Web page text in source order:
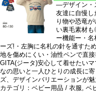
―デザイン・
友達に自慢し
り物や恐竜
い裏毛素材
ー機能ー・
ーズ!・左胸に名札の針を通すた
地を傷めにくい・油性ペンで直
GITA(ジータ)安心して着せたい
なの思いと一人ひとりの成長に
ズ、デザインバリエーションが
カテゴリ：ベビー用品 / 衣服, ベ